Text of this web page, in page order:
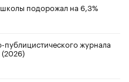
подорожал на 6,3%
журнала